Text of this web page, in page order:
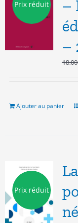
Prix réduit
–
–
18.00
Ajouter au panier
Prix réduit